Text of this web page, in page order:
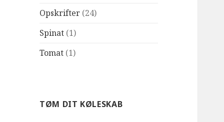
Opskrifter (24)
Spinat (1)
Tomat (1)
TØM DIT KØLESKAB